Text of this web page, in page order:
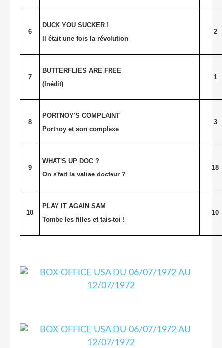
6
DUCK YOU SUCKER !
Il était une fois la révolution
2
7
BUTTERFLIES ARE FREE
(Inédit)
1
8
PORTNOY'S COMPLAINT
Portnoy et son complexe
3
9
WHAT'S UP DOC ?
On s'fait la valise docteur ?
18
10
PLAY IT AGAIN SAM
Tombe les filles et tais-toi !
10